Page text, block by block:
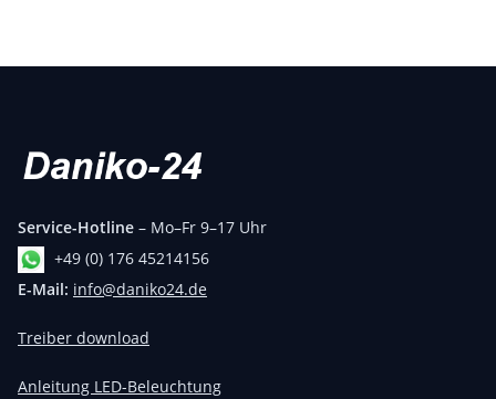
Service-Hotline – Mo–Fr 9–17 Uhr
+49 (0) 176 45214156
E-Mail: info@daniko24.de
Treiber download
Anleitung LED-Beleuchtung